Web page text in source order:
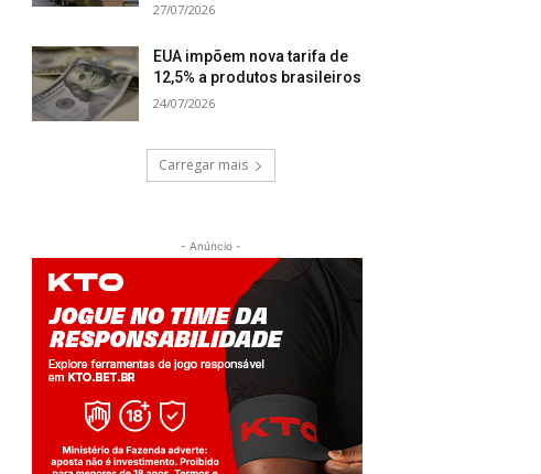
27/07/2026
EUA impõem nova tarifa de
12,5% a produtos brasileiros
24/07/2026
Carregar mais
- Anúncio -